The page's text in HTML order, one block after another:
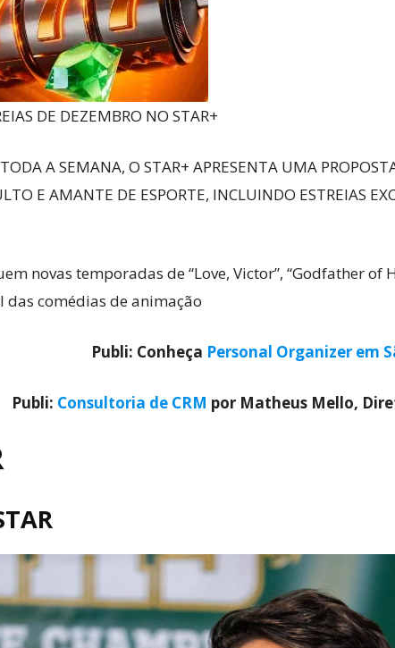
DE DEZEMBRO NO STAR+
A SEMANA, O STAR+ APRESENTA UMA
E AMANTE DE ESPORTE, INCLUINDO ESTREIAS
novas temporadas de “Love, Victor”, “Godfather of
comédias de animação
Publi: Conheça Personal Organizer em
Publi: Consultoria de CRM por Matheus Mello,